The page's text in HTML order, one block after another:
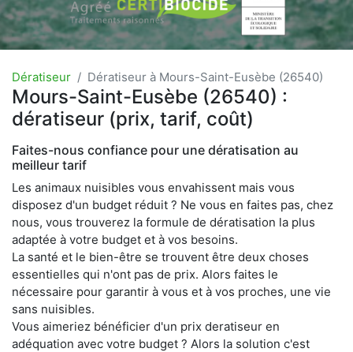
Dératiseur Dératiseur à Mours-Saint-Eusèbe (26540)
Mours-Saint-Eusèbe (26540) :
dératiseur (prix, tarif, coût)
Faites-nous confiance pour une dératisation au
meilleur tarif
Les animaux nuisibles vous envahissent mais vous
disposez d'un budget réduit ? Ne vous en faites pas, chez
nous, vous trouverez la formule de dératisation la plus
adaptée à votre budget et à vos besoins.
La santé et le bien-être se trouvent être deux choses
essentielles qui n'ont pas de prix. Alors faites le
nécessaire pour garantir à vous et à vos proches, une vie
sans nuisibles.
Vous aimeriez bénéficier d'un prix deratiseur en
adéquation avec votre budget ? Alors la solution c'est